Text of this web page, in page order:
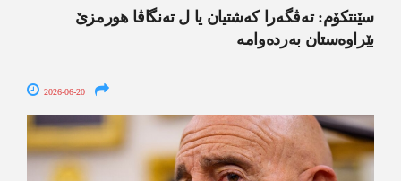
سێنتکۆم: تەڤگەرا کەشتیان یا ل تەنگاڤا ھورمزێ
بێراوەستان بەردەوامە
2026-06-20